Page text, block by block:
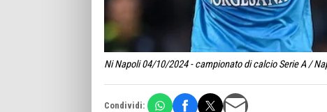
Ni Napoli 04/10/2024 - campionato di calcio Serie A /
Condividi: